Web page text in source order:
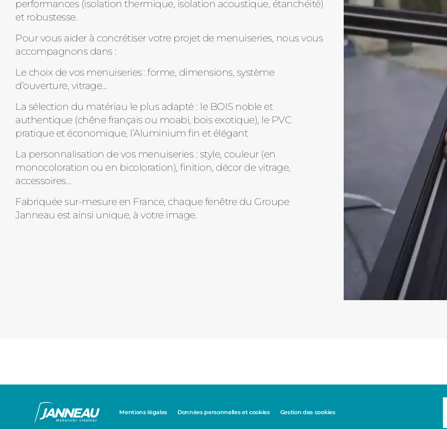
performances (isolation thermique, isolation acoustique, étanchéité)
et robustesse.
Pour vous aider à concrétiser votre projet de menuiseries, nous vous
accompagnons dans :
Le choix de vos menuiseries : forme, dimensions, système
d’ouverture, vitrage…
La sélection du matériau le plus adapté : le BOIS noble et
authentique (chêne français ou moabi, bois exotique), le PVC
pratique et économique, l’Aluminium fin et élégant
La personnalisation de vos menuiseries : style, couleur (en
monocoloration ou en bicoloration), finition, décor de vitrage,
accessoires…
Fabriquée sur-mesure en France, chaque fenêtre du Groupe
Janneau est ainsi unique, à votre image.
Mentions légales Données personnelles et cookies Gestion des cookies